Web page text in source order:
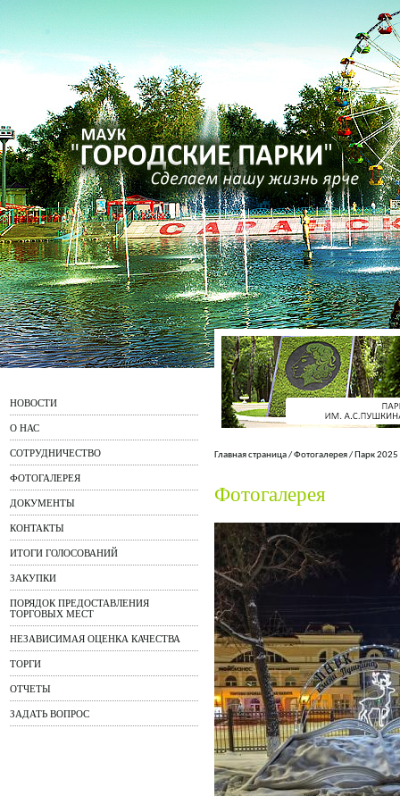
НОВОСТИ
О НАС
СОТРУДНИЧЕСТВО
ФОТОГАЛЕРЕЯ
ДОКУМЕНТЫ
КОНТАКТЫ
ИТОГИ ГОЛОСОВАНИЙ
ЗАКУПКИ
ПОРЯДОК ПРЕДОСТАВЛЕНИЯ
ТОРГОВЫХ МЕСТ
НЕЗАВИСИМАЯ ОЦЕНКА КАЧЕСТВА
ТОРГИ
ОТЧЕТЫ
ЗАДАТЬ ВОПРОС
Главная страница/Фотогалерея/ Парк 2025
Фотогалерея